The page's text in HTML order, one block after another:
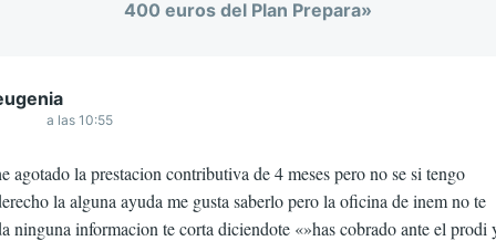
400 euros del Plan Prepara»
a las 10:55
agotado la prestacion contributiva de 4 meses pero no se si tengo
la alguna ayuda me gusta saberlo pero la oficina de inem no te
ninguna informacion te corta diciendote «»has cobrado ante el prodi